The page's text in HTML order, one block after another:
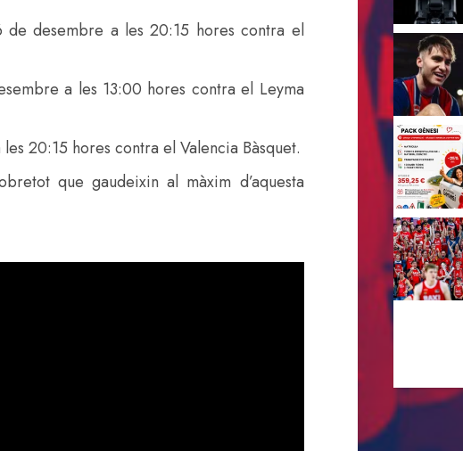
desembre a les 20:15 hores contra el
a les 13:00 hores contra el Leyma
20:15 hores contra el Valencia Bàsquet.
que gaudeixin al màxim d’aquesta